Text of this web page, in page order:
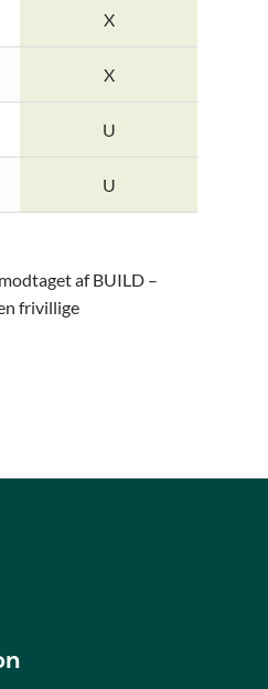
X
X
U
U
af BUILD –
frivillige